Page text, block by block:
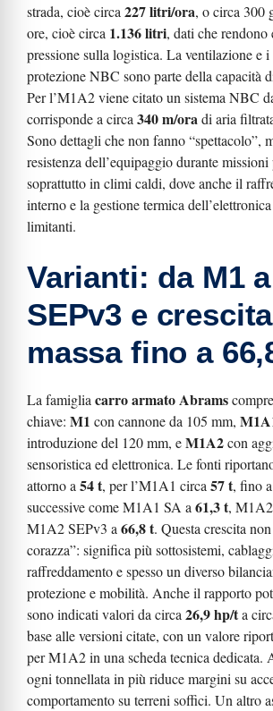
strada, cioè circa 227 litri/ora, o circa 300
ore, cioè circa 1.136 litri, dati che rendono
pressione sulla logistica. La ventilazione e i
protezione NBC sono parte della capacità
Per l’M1A2 viene citato un sistema NBC
corrisponde a circa 340 m/oradi aria
Sono dettagli che non fanno “spettacolo”,
resistenza dell’equipaggio durante
soprattutto in climi caldi, dove anche il
interno e la gestione termica
limitanti.
Varianti: da M1
SEPv3 e
massa fino a
La famiglia carro armato Abrams
chiave: M1 con cannone da 105 mm,
introduzione del 120 mm, eM1A2con
sensoristica ed elettronica. Le fonti
attorno a 54 t, per l’M1A1 circa 57 t, fino
successive come M1A1 SA a 61,3 t,
M1A2 SEPv3 a 66,8 t. Questa crescita
corazza”: significa più sottosistemi,
raffreddamento e spesso un diverso
protezione e mobilità. Anche il rapporto
sono indicati valori da circa 26,9 hp/ta
base alle versioni citate, con un valore
per M1A2 in una scheda tecnica dedicata.
ogni tonnellata in più riduce margini su
comportamento su terreni soffici. Un altro